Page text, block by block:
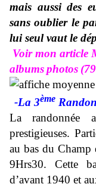
mais aussi des
sans oublier le
lui seul vaut le
Voir mon article
albumsphotos
-La 3ème
La randonnée
prestigieuses.
au bas du Champ
9Hrs30. Cette
d’avant 1940 et